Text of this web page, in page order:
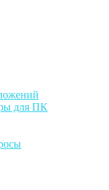
для ПК